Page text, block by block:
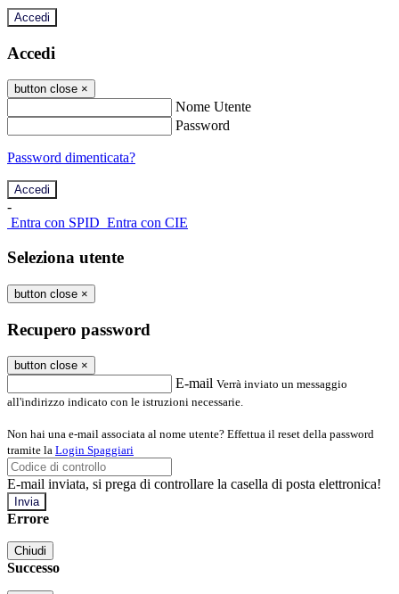
Accedi
Accedi
button close ×
Nome Utente
Password
Password dimenticata?
-
Entra con SPID Entra con CIE
Seleziona utente
button close ×
Recupero password
button close ×
E-mail Verrà inviato un messaggio
all'indirizzo indicato con le istruzioni necessarie.
Non hai una e-mail associata al nome utente? Effettua il reset della password
tramite la Login Spaggiari
E-mail inviata, si prega di controllare la casella di posta elettronica!
Errore
Chiudi
Successo